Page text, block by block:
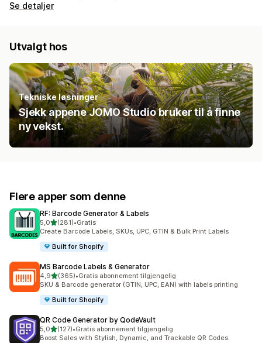
Se detaljer
Utvalgt hos
Tekniske løsninger
Sjekk appene JOMO Studio bruker til å finne
ny vekst.
Flere apper som denne
RF: Barcode Generator & Labels
5,0av 5 stjerner
(281)
Totalt 281 omtaler
•Gratis
Create Barcode Labels, SKUs, UPC, GTIN & Bulk Print Labels
Built for Shopify
MS Barcode Labels & Generator
4,9av 5 stjerner
(365)
Totalt 365 omtaler
•Gratis abonnement tilgjengelig
SKU & Barcode generator (GTIN, UPC, EAN) with labels printing
Built for Shopify
QR Code Generator by QodeVault
5,0av 5 stjerner
(127)
Totalt 127 omtaler
•Gratis abonnement tilgjengelig
Boost Sales with Stylish, Dynamic, and Trackable QR Codes.